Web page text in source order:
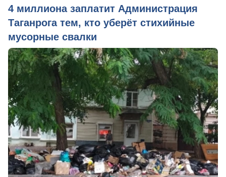
4 миллиона заплатит Администрация
Таганрога тем, кто уберёт стихийные
мусорные свалки